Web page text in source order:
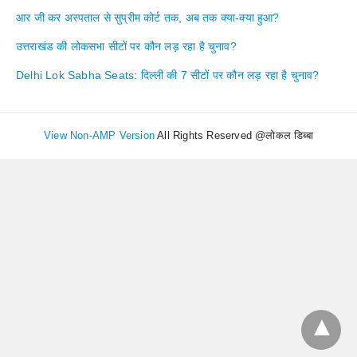
आर जी कर अस्पताल से सुप्रीम कोर्ट तक, अब तक क्या-क्या हुआ?
उत्तराखंड की लोकसभा सीटों पर कौन लड़ रहा है चुनाव?
Delhi Lok Sabha Seats: दिल्ली की 7 सीटों पर कौन लड़ रहा है चुनाव?
View Non-AMP Version All Rights Reserved @लोकल डिब्बा